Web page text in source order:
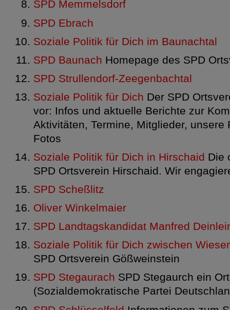
SPD Memmelsdorf
SPD Ebrach
Soziale Politik für Dich im Baunachtal
SPD Baunach Homepage des SPD
SPD Strullendorf-Zeegenbachtal
Soziale Politik für Dich Der SPD
vor: Infos und aktuelle Berichte zur
Aktivitäten, Termine, Mitglieder, unsere
Fotos
Soziale Politik für Dich in Hirschaid Die
SPD Ortsverein Hirschaid. Wir
SPD Scheßlitz
Oliver Winkelmaier
SPD Landtagskandidat Manfred
Soziale Politik für Dich zwischen
SPD Ortsverein Gößweinstein
SPD Stegaurach SPD Stegaurch ein
(Sozialdemokratische Partei